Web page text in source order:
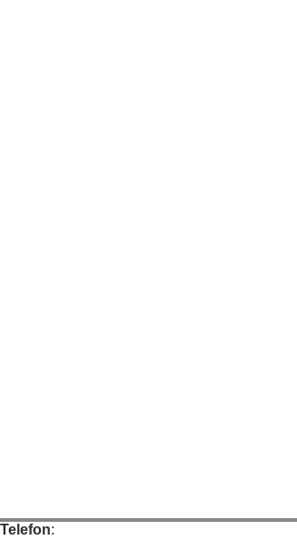
Telefon: